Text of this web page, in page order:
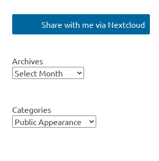
Share with me via Nextcloud
Archives
Categories